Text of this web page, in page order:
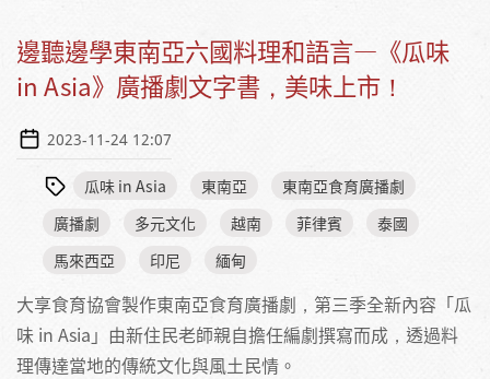
邊聽邊學東南亞六國料理和語言—《瓜味
in Asia》廣播劇文字書，美味上市！
2023-11-24 12:07
瓜味 in Asia 東南亞
東南亞食育廣播劇
廣播劇
多元文化 越南 菲律賓
泰國
馬來西亞
印尼 緬甸
大享食育協會製作東南亞食育廣播劇，第三季全新內容「瓜
味 in Asia」由新住民老師親自擔任編劇撰寫而成，透過料
理傳達當地的傳統文化與風土民情。